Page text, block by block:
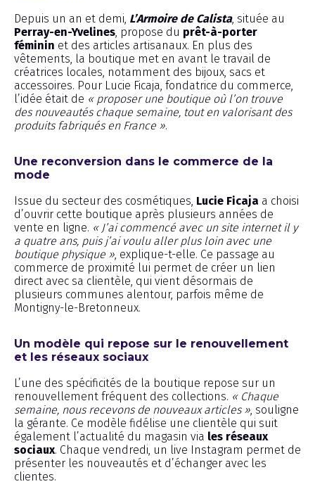
Depuis un an et demi, L’Armoire de Calista, située au
Perray-en-Yvelines , propose du prêt-à-porter
féminin et des articles artisanaux. En plus des
vêtements, la boutique met en avant le travail de
créatrices locales, notamment des bijoux, sacs et
accessoires. Pour Lucie Ficaja, fondatrice du commerce,
l’idée était de « proposer une boutique où l’on trouve
des nouveautés chaque semaine, tout en valorisant des
produits fabriqués en France ».
Une reconversion dans le commerce de la
mode
Issue du secteur des cosmétiques, Lucie Ficaja a choisi
d’ouvrir cette boutique après plusieurs années de
vente en ligne. « J’ai commencé avec un site internet il y
a quatre ans, puis j’ai voulu aller plus loin avec une
boutique physique » , explique-t-elle. Ce passage au
commerce de proximité lui permet de créer un lien
direct avec sa clientèle, qui vient désormais de
plusieurs communes alentour, parfois même de
Montigny-le-Bretonneux.
Un modèle qui repose sur le renouvellement
et les réseaux sociaux
L’une des spécificités de la boutique repose sur un
renouvellement fréquent des collections. « Chaque
semaine, nous recevons de nouveaux articles » , souligne
la gérante. Ce modèle fidélise une clientèle qui suit
également l’actualité du magasin via les réseaux
sociaux. Chaque vendredi, un live Instagram permet de
présenter les nouveautés et d’échanger avec les
clientes.